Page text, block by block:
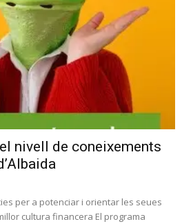
nivell de coneixements
per a potenciar i orientar les seues
cultura financera El programa